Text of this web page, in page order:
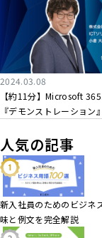
2024.03.08
【約11分】Microsoft
『デモンストレーショ
人気の記事
新入社員のためのビジネ
味と例文を完全解説